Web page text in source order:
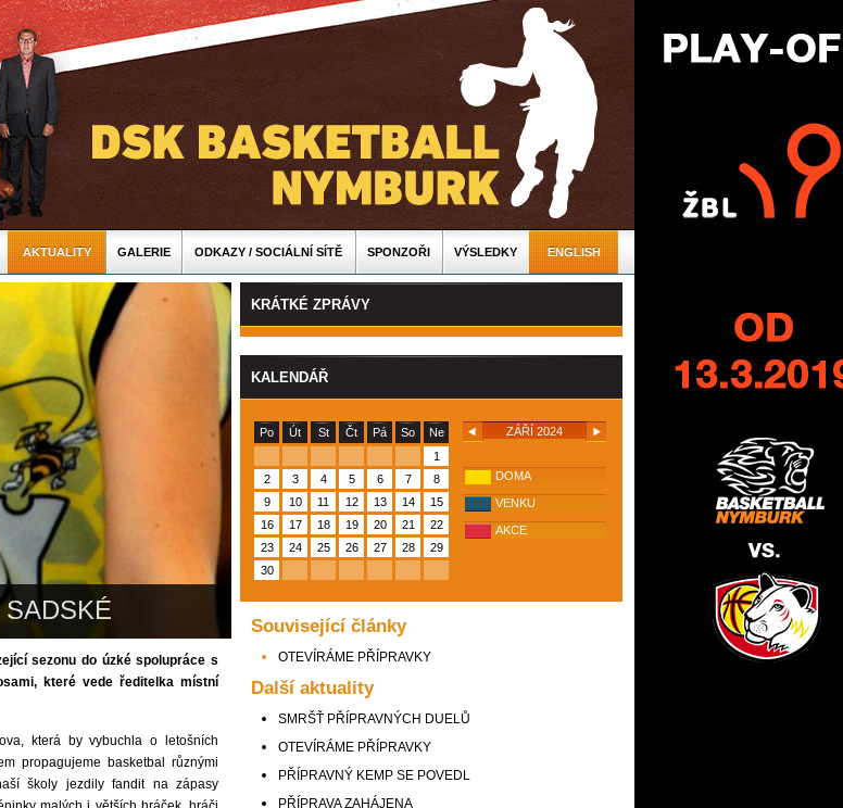
AKTUALITY GALERIE ODKAZY / SOCIÁLNÍ SÍTĚ SPONZOŘI VÝSLEDKY ENGLISH
sezonu do úzké spolupráce s
které vede ředitelka místní
která by vybuchla o letošních
propagujeme basketbal různými
školy jezdily fandit na zápasy
KRÁTKÉ ZPRÁVY
KALENDÁŘ
ZÁŘÍ 2024
DOMA
VENKU
AKCE
Po Út St Čt Pá So
Ne
1
2
3 4 5 6 7
8
9
10 11 12 13 14
15
16
17 18 19 20 21
22
23
24 25 26 27 28
29
30
Související články
OTEVÍRÁME PŘÍPRAVKY
Další aktuality
SMRŠŤ PŘÍPRAVNÝCH DUELŮ
OTEVÍRÁME PŘÍPRAVKY
PŘÍPRAVNÝ KEMP SE POVEDL
PŘÍPRAVA ZAHÁJENA